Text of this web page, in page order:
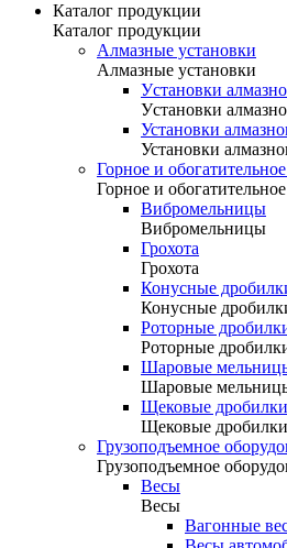
Каталог продукции
Каталог продукции
Алмазные установки
Алмазные установки
Уcтановки
Уcтановки
Установки
Установки
Горное и
Горное и
Вибромельницы
Вибромельницы
Грохота
Грохота
Конусные
Конусные
Роторные
Роторные
Шаровые
Шаровые
Щековые дробилки
Щековые дробилки
Грузоподъемное
Грузоподъемное
Весы
Весы
Вагонные